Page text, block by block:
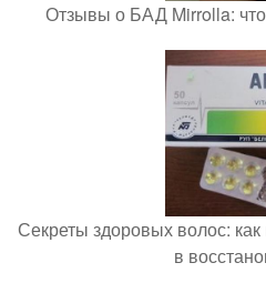
Отзывы о БАД Mirrolla: что
Секреты здоровых волос:
в